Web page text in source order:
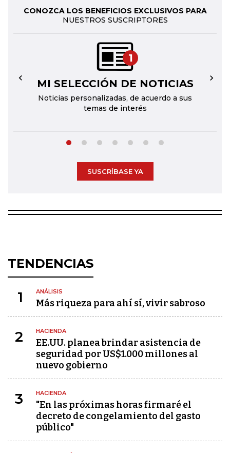
CONOZCA LOS BENEFICIOS EXCLUSIVOS PARA
NUESTROS SUSCRIPTORES
1
MI SELECCIÓN DE NOTICIAS
Noticias personalizadas, de acuerdo a sus
temas de interés
← →
SUSCRÍBASE YA
TENDENCIAS
1 ANÁLISIS
Más riqueza para ahí sí, vivir sabroso
2 HACIENDA
EE.UU. planea brindar asistencia de
seguridad por US$1.000 millones al
nuevo gobierno
3 HACIENDA
"En las próximas horas firmaré el
decreto de congelamiento del gasto
público"